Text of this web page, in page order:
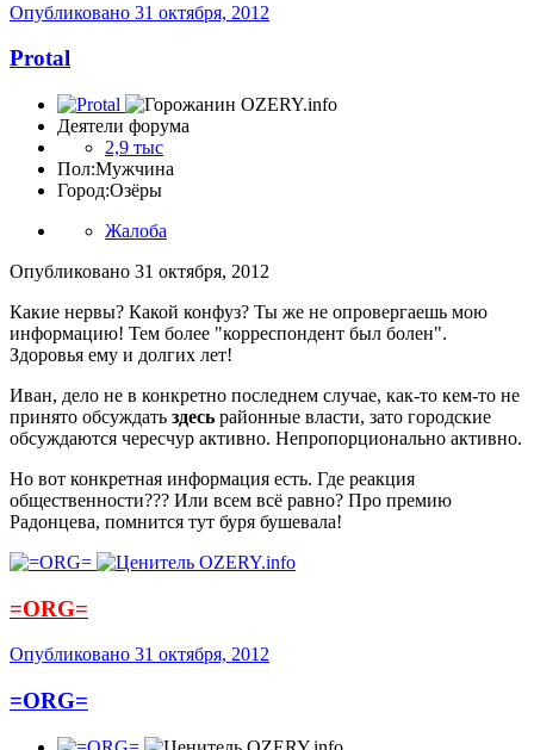
Опубликовано 31 октября, 2012
Protal
Деятели форума
2,9 тыс
Пол:Мужчина
Город:Озёры
Жалоба
Опубликовано 31 октября, 2012
Какие нервы? Какой конфуз? Ты же не опровергаешь мою
информацию! Тем более "корреспондент был болен".
Здоровья ему и долгих лет!
Иван, дело не в конкретно последнем случае, как-то кем-то не
принято обсуждать здесь районные власти, зато городские
обсуждаются чересчур активно. Непропорционально активно.
Но вот конкретная информация есть. Где реакция
общественности??? Или всем всё равно? Про премию
Радонцева, помнится тут буря бушевала!
=ORG=
Опубликовано 31 октября, 2012
=ORG=